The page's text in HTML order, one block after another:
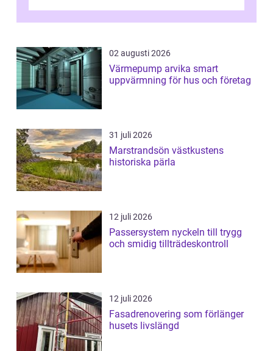
02 augusti 2026
Värmepump arvika smart
uppvärmning för hus och företag
31 juli 2026
Marstrandsön västkustens
historiska pärla
12 juli 2026
Passersystem nyckeln till trygg
och smidig tillträdeskontroll
12 juli 2026
Fasadrenovering som förlänger
husets livslängd